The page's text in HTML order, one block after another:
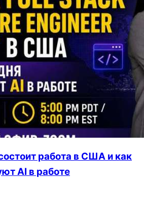
работа в США и как
AI в работе